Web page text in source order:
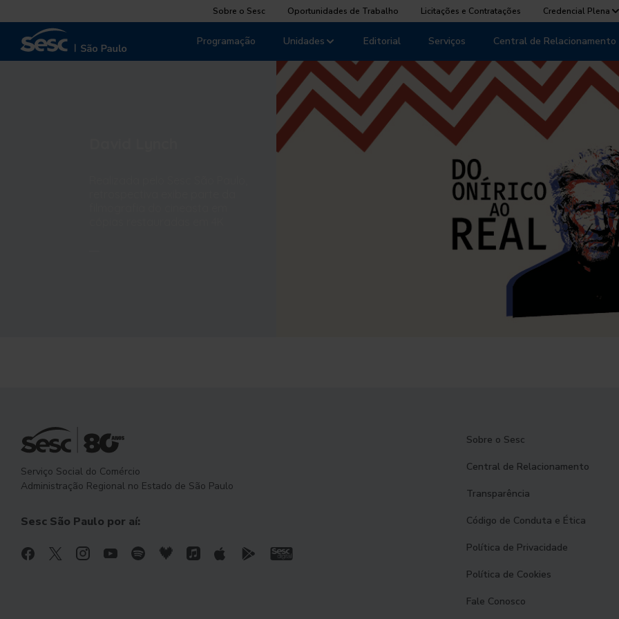
Sobre o Sesc Oportunidades de Trabalho Licitações e Contratações Credencial Plena
Unidades
Programação Editorial Serviços Central de Relacionamento
Serviço Social do Comércio
Administração Regional no Estado de São Paulo
Sesc São Paulo por aí:
Sobre o Sesc
Central de Relacionamento
Transparência
Código de Conduta e Ética
Política de Privacidade
Política de Cookies
Fale Conosco